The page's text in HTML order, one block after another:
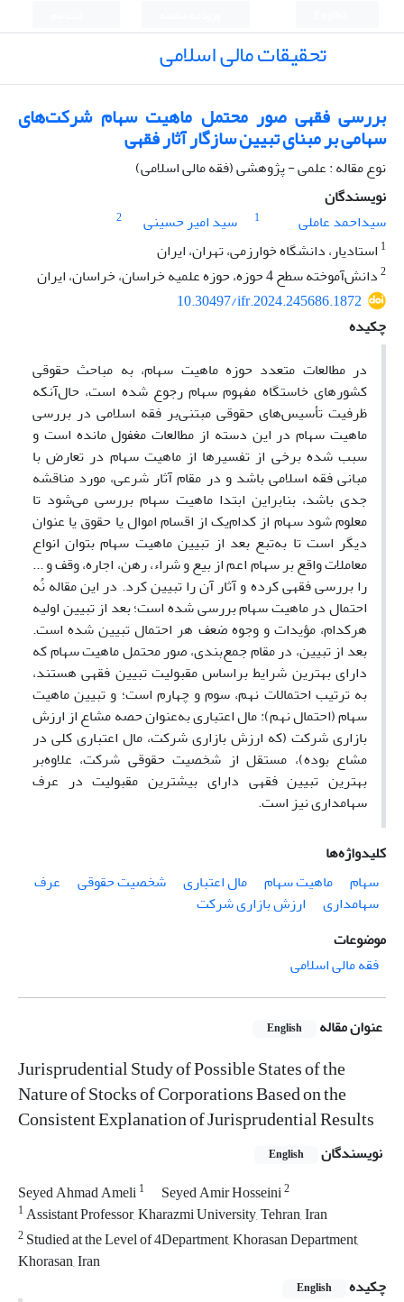
تحقیقات مالی اسلامی
بررسی فقهی صور محتمل ماهیت سهام شرکت‌های
سهامی بر مبنای تبیین سازگار آثار فقهی
نوع مقاله : علمی - پژوهشی (فقه مالی اسلامی)
نویسندگان
سیداحمد عاملی
1 سید امیر حسینی
2
1 استادیار، دانشگاه خوارزمی، تهران، ایران
2دانش‌آموخته سطح 4 حوزه، حوزه علمیه خراسان، خراسان، ایران
10.30497/ifr.2024.245686.1872
چکیده
در مطالعات متعدد حوزه ماهیت سهام، به مباحث حقوقی
کشورهای خاستگاه مفهوم سهام رجوع شده است، حال‌آنکه
ظرفیت تأسیس‌های حقوقی مبتنی‌بر فقه اسلامی در بررسی
ماهیت سهام در این دسته از مطالعات مغفول مانده است و
سبب شده برخی از تفسیرها از ماهیت سهام در تعارض با
مبانی فقه اسلامی باشد و در مقام آثار شرعی، مورد مناقشه
جدی باشد، بنابراین ابتدا ماهیت سهام بررسی می‌شود تا
معلوم شود سهام از کدام‌یک از اقسام اموال یا حقوق یا عنوان
دیگر است تا به‌تبع بعد از تبیین ماهیت سهام بتوان انواع
معاملات واقع بر سهام اعم از بیع و شراء، رهن، اجاره، وقف و ...
را بررسی فقهی کرده و آثار آن را تبیین کرد. در این مقاله نُه
احتمال در ماهیت سهام بررسی ‌شده است؛ بعد از تبیین اولیه
هرکدام، مؤیدات و وجوه ضعف هر احتمال تبیین شده است.
بعد از تبیین، در مقام جمع‌بندی، صور محتمل ماهیت سهام که
دارای بهترین شرایط براساس مقبولیت تبیین فقهی هستند،
به ترتیب احتمالات نهم، سوم و چهارم است؛ و تبیین ماهیت
سهام (احتمال نهم): مال اعتباری به‌عنوان حصه مشاع از ارزش
بازاری شرکت (که ارزش بازاری شرکت، مال اعتباری کلی در
مشاع بوده)، مستقل از شخصیت حقوقی شرکت، علاوه‌بر
بهترین تبیین فقهی دارای بیشترین مقبولیت در عرف
سهامداری نیز است.
کلیدواژه‌ها
سهام
ماهیت سهام مال اعتباری شخصیت حقوقی
عرف
سهامداری
ارزش بازاری شرکت
موضوعات
فقه مالی اسلامی
عنوان مقاله English
Jurisprudential Study of Possible States of the
Nature of Stocks of Corporations Based on the
Consistent Explanation of Jurisprudential Results
نویسندگان English
Seyed Ahmad Ameli1 Seyed Amir Hosseini2
1Assistant Professor, Kharazmi University, Tehran, Iran
2Studied at the Level of 4Department, Khorasan Department,
Khorasan, Iran
چکیده
English